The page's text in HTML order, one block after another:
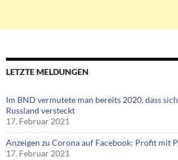
LETZTE MELDUNGEN
Im BND vermutete man bereits 2020, dass
Russland versteckt
17. Februar 2021
Anzeigen zu Corona auf Facebook: Profit mit
17. Februar 2021